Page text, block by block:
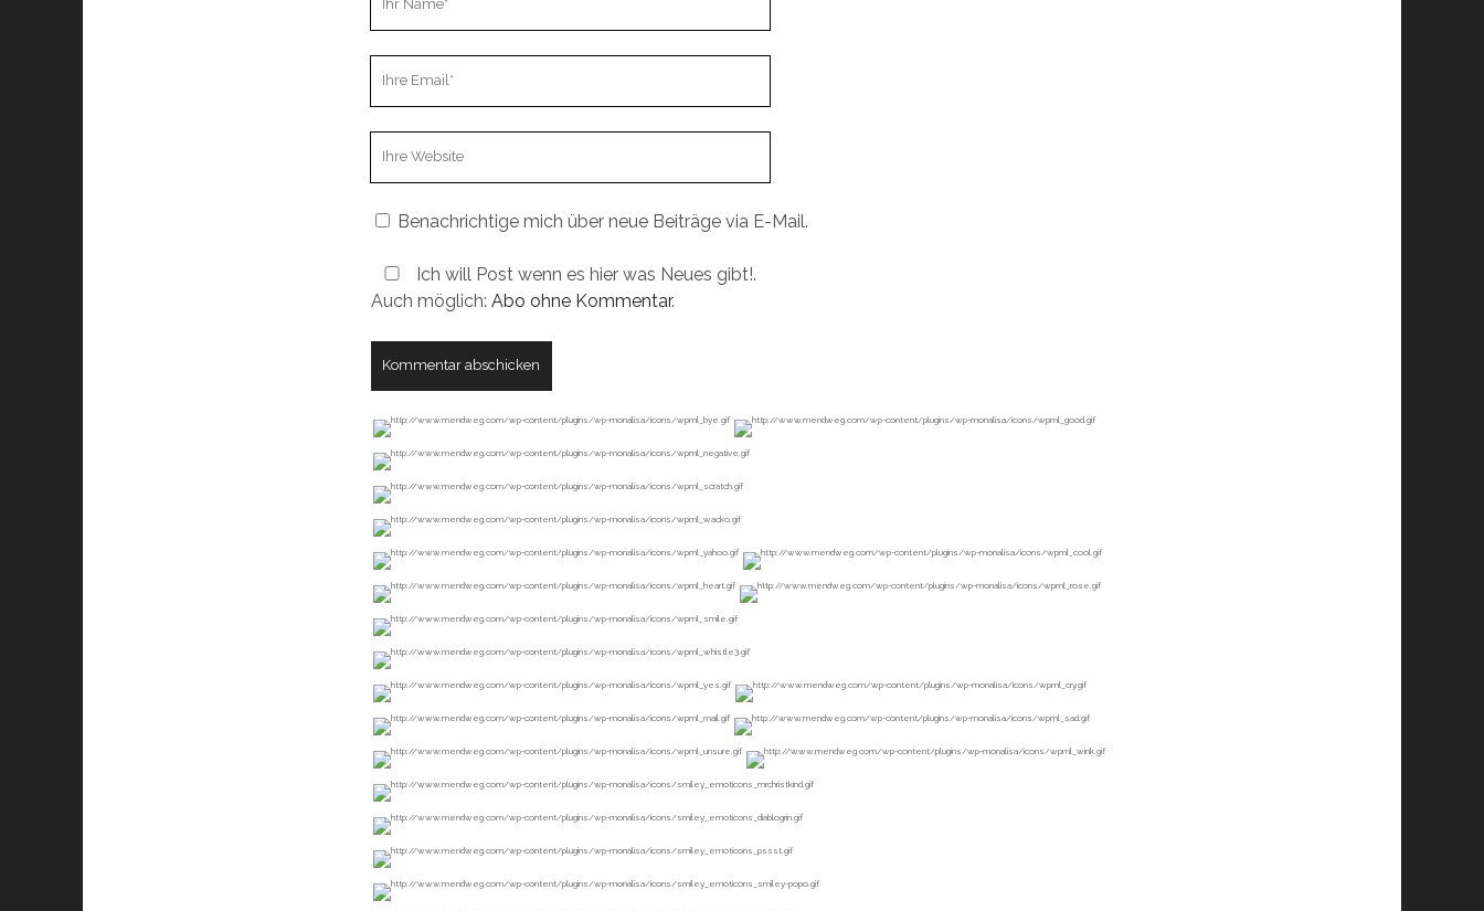
Benachrichtige mich über neue Beiträge via E-Mail.
Ich will Post wenn es hier was Neues gibt!.
Auch möglich: Abo ohne Kommentar.